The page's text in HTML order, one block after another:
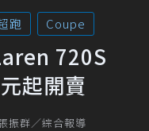
跑 Coupe
720S
起開賣
振群／綜合報導